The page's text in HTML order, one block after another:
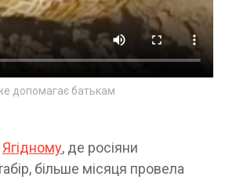
допомагає батькам
Ягідному, де росіяни
більше місяця провела